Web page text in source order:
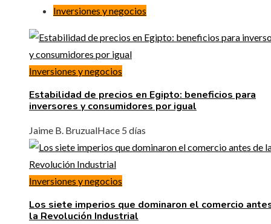
Inversiones y negocios
Inversiones y negocios
Estabilidad de precios en Egipto: beneficios para
inversores y consumidores por igual
Jaime B. BruzualHace 5 días
Inversiones y negocios
Los siete imperios que dominaron el comercio
la Revolución Industrial